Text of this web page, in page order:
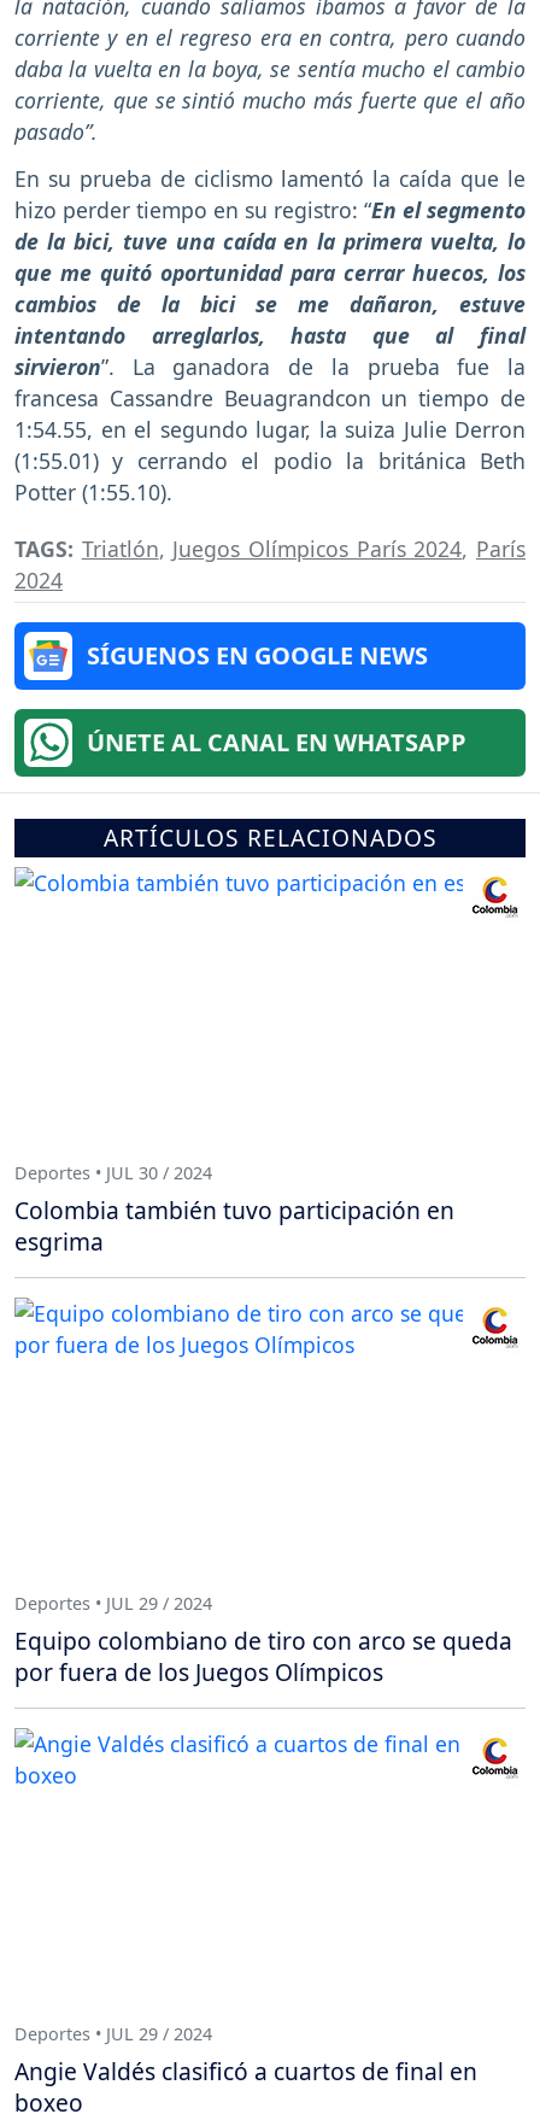
la natación, cuando salíamos íbamos a favor de la
corriente y en el regreso era en contra, pero cuando
daba la vuelta en la boya, se sentía mucho el cambio
corriente, que se sintió mucho más fuerte que el año
pasado”.
En su prueba de ciclismo lamentó la caída que le
hizo perder tiempo en su registro: “En el segmento
de la bici, tuve una caída en la primera vuelta, lo
que me quitó oportunidad para cerrar huecos, los
cambios de la bici se me dañaron, estuve
intentando arreglarlos, hasta que al final
sirvieron”. La ganadora de la prueba fue la
francesa Cassandre Beuagrandcon un tiempo de
1:54.55, en el segundo lugar, la suiza Julie Derron
(1:55.01) y cerrando el podio la británica Beth
Potter (1:55.10).
TAGS: Triatlón, Juegos Olímpicos París 2024, París
2024
SÍGUENOS EN GOOGLE NEWS
ÚNETE AL CANAL EN WHATSAPP
ARTÍCULOS RELACIONADOS
Deportes • JUL 30 / 2024
Colombia también tuvo participación en
esgrima
Deportes • JUL 29 / 2024
Equipo colombiano de tiro con arco se queda
por fuera de los Juegos Olímpicos
Deportes • JUL 29 / 2024
Angie Valdés clasificó a cuartos de final en
boxeo